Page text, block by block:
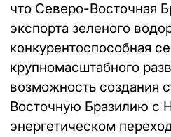
что Северо-Восточная
экспорта зеленого
конкурентоспособная
крупномасштабного
возможность создания
Восточную Бразилию с
энергетическом